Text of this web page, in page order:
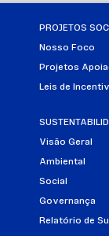
PROJETOS
Nosso Foco
Projetos
Leis de
Visão Geral
Ambiental
Social
Governança
Relatório de